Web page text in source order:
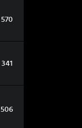
570
341
506